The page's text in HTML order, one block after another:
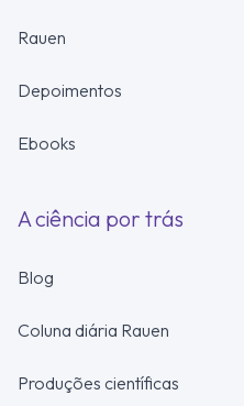
Rauen
Depoimentos
Ebooks
A ciência por trás
Blog
Coluna diária Rauen
Produções científicas